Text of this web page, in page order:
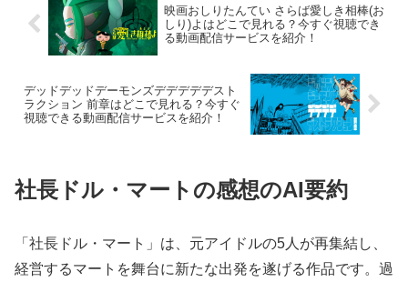
映画おしりたんてい さらば愛しき相棒(お
しり)よはどこで見れる？今すぐ視聴でき
る動画配信サービスを紹介！
デッドデッドデーモンズデデデデデスト
ラクション 前章はどこで見れる？今すぐ
視聴できる動画配信サービスを紹介！
社長ドル・マートの感想のAI要約
「社長ドル・マート」は、元アイドルの5人が再集結し、
経営するマートを舞台に新たな出発を遂げる作品です。過